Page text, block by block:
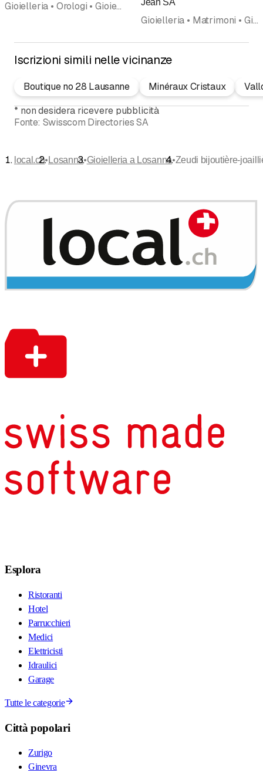
Gioielleria • Orologi • Gioielli, produzione • Diamanti • Orologerie e gioiellerie • Riparazioni di orologi • Pietre preziose
Gioielleria • Matrimoni • Gioielli • Orologerie e gioiellerie • Gioielli, produzione • Orologi
Iscrizioni simili nelle vicinanze
Boutique no 28 Lausanne Minéraux Cristaux
* non desidera ricevere pubblicità
Fonte: Swisscom Directories SA
local.ch• Losanna•Gioielleria a Losanna•Zeudi bijoutière-
Esplora
Ristoranti
Hotel
Parrucchieri
Medici
Elettricisti
Idraulici
Garage
Tutte le categorie
Città popolari
Zurigo
Ginevra